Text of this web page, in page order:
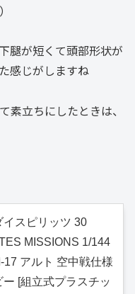
腿が短くて頭部形状が
感じがしますね
素立ちにしたときは、
イスピリッツ 30
MISSIONS 1/144
17 アルト 空中戦仕様
ー [組立式プラスチッ